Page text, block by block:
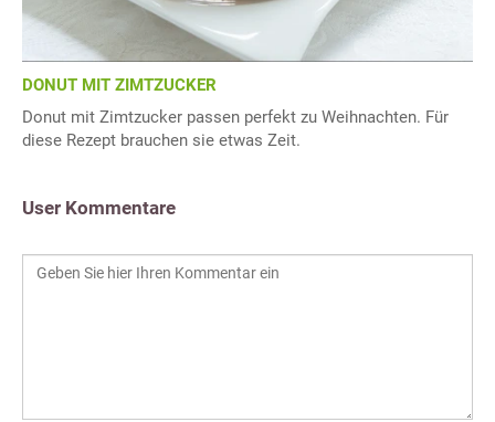
DONUT MIT ZIMTZUCKER
Donut mit Zimtzucker passen perfekt zu Weihnachten. Für
diese Rezept brauchen sie etwas Zeit.
User Kommentare